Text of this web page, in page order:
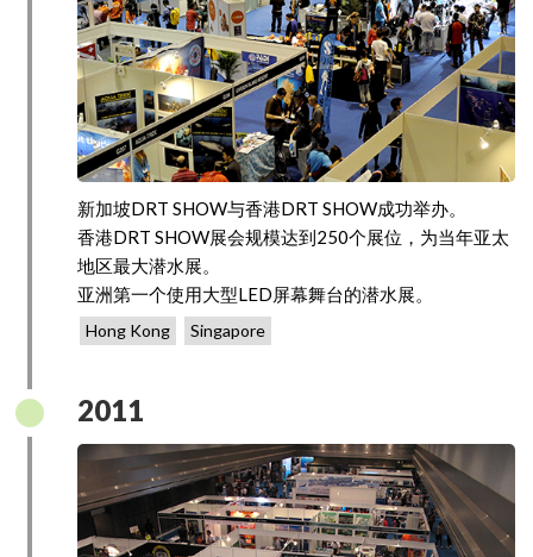
新加坡DRT SHOW与香港DRT SHOW成功举办。
香港DRT SHOW展会规模达到250个展位，为当年亚太
地区最大潜水展。
亚洲第一个使用大型LED屏幕舞台的潜水展。
Hong Kong Singapore
2011